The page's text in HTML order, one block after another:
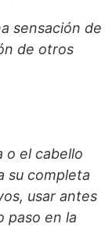
sensación de
de otros
o el cabello
su completa
usar antes
paso en la